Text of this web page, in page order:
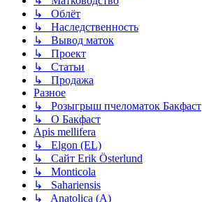
↳ Облёт
↳ Наследственность
↳ Вывод маток
↳ Проект
↳ Статьи
↳ Продажа
Разное
↳ Розыгрыш пчеломаток Бакфаст
↳ О Бакфаст
Apis mellifera
↳ Elgon (EL)
↳ Сайт Erik Österlund
↳ Monticola
↳ Sahariensis
↳ Anatolica (A)